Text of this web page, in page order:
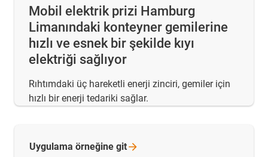
Mobil elektrik prizi Hamburg
Limanındaki konteyner gemilerine
hızlı ve esnek bir şekilde kıyı
elektriği sağlıyor
Rıhtımdaki üç hareketli enerji zinciri, gemiler için
hızlı bir enerji tedariki sağlar.
Uygulama örneğine git